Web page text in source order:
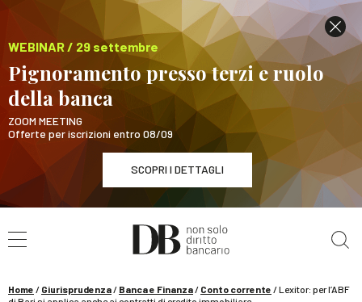
WEBINAR / 29 settembre
Pignoramento presso terzi e ruolo
della banca
ZOOM MEETING
Offerte per iscrizioni entro 08/09
SCOPRI I DETTAGLI
WEBINAR / 29 settembre
Pignoramento presso terzi e ruolo della banca
Home / Giurisprudenza/ Banca e Finanza/ Conto corrente /Lexitor: per l’ABF